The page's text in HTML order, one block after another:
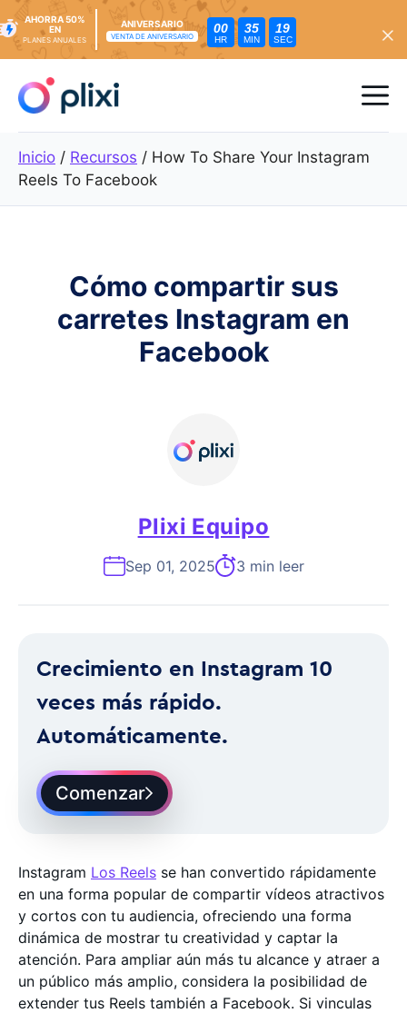
contenido
AHORRA 50%
EN
PLANES ANUALES
ANIVERSARIO
VENTA DE ANIVERSARIO
00
HR
35
MIN
17
SEC
Inicio / Recursos / How To Share Your Instagram
Reels To Facebook
Cómo compartir sus
carretes Instagram en
Facebook
Plixi Equipo
Sep 01, 2025 3 min leer
Crecimiento en Instagram 10
veces más rápido.
Automáticamente.
Comenzar
Instagram Los Reels se han convertido rápidamente
en una forma popular de compartir vídeos atractivos
y cortos con tu audiencia, ofreciendo una forma
dinámica de mostrar tu creatividad y captar la
atención. Para ampliar aún más tu alcance y atraer a
un público más amplio, considera la posibilidad de
extender tus Reels también a Facebook. Si vinculas